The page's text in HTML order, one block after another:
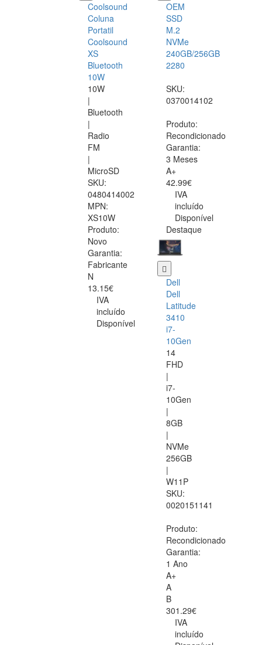
Coolsound
Coluna
Portatil
Coolsound
XS
Bluetooth
10W
10W
|
Bluetooth
|
Radio
FM
|
MicroSD
SKU:
0480414002
MPN:
XS10W
Produto:
Novo
Garantia:
Fabricante
N
13.15€
IVA
incluído
Disponível
OEM
SSD
M.2
NVMe
240GB/256GB
2280
SKU:
0370014102
Produto:
Recondicionado
Garantia:
3 Meses
A+
42.99€
IVA
incluído
Disponível
Destaque
Dell
Dell
Latitude
3410
i7-
10Gen
14
FHD
|
i7-
10Gen
|
8GB
|
NVMe
256GB
|
W11P
SKU:
0020151141
Produto:
Recondicionado
Garantia:
1 Ano
A+
A
B
301.29€
IVA
incluído